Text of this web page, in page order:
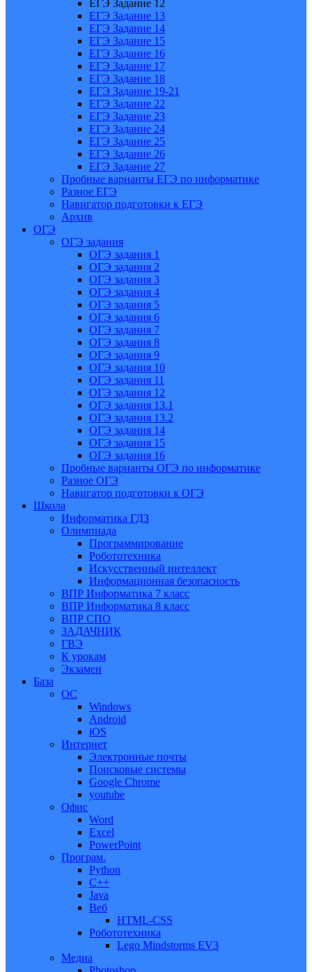
ЕГЭ Задание 12
ЕГЭ Задание 13
ЕГЭ Задание 14
ЕГЭ Задание 15
ЕГЭ Задание 16
ЕГЭ Задание 17
ЕГЭ Задание 18
ЕГЭ Задание 19-21
ЕГЭ Задание 22
ЕГЭ Задание 23
ЕГЭ Задание 24
ЕГЭ Задание 25
ЕГЭ Задание 26
ЕГЭ Задание 27
Пробные варианты ЕГЭ по информатике
Разное ЕГЭ
Навигатор подготовки к ЕГЭ
Архив
ОГЭ
ОГЭ задания
ОГЭ задания 1
ОГЭ задания 2
ОГЭ задания 3
ОГЭ задания 4
ОГЭ задания 5
ОГЭ задания 6
ОГЭ задания 7
ОГЭ задания 8
ОГЭ задания 9
ОГЭ задания 10
ОГЭ задания 11
ОГЭ задания 12
ОГЭ задания 13.1
ОГЭ задания 13.2
ОГЭ задания 14
ОГЭ задания 15
ОГЭ задания 16
Пробные варианты ОГЭ по информатике
Разное ОГЭ
Навигатор подготовки к ОГЭ
Школа
Информатика ГДЗ
Олимпиада
Программирование
Робототехника
Искусственный интеллект
Информационная безопасность
ВПР Информатика 7 класс
ВПР Информатика 8 класс
ВПР СПО
ЗАДАЧНИК
ГВЭ
К урокам
Экзамен
База
ОС
Windows
Android
iOS
Интернет
Электронные почты
Поисковые системы
Google Chrome
youtube
Офис
Word
Excel
PowerPoint
Програм.
Python
C++
Java
Веб
HTML-CSS
Робототехника
Lego Mindstorms EV3
Медиа